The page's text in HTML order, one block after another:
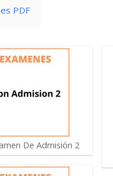
PDF
De Admisión 2